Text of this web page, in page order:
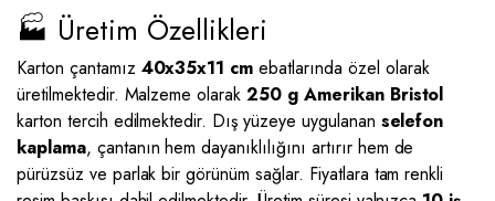
🏭 Üretim Özellikleri
Karton çantamız 40x35x11 cm ebatlarında özel olarak
üretilmektedir. Malzeme olarak250 g Amerikan Bristol
karton tercih edilmektedir. Dış yüzeye uygulanan selefon
kaplama, çantanın hem dayanıklılığını artırır hem de
pürüzsüz ve parlak bir görünüm sağlar. Fiyatlara tam renkli